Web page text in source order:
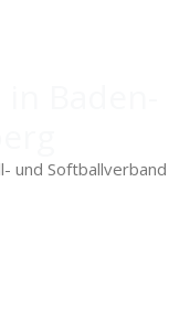
und Softballverband